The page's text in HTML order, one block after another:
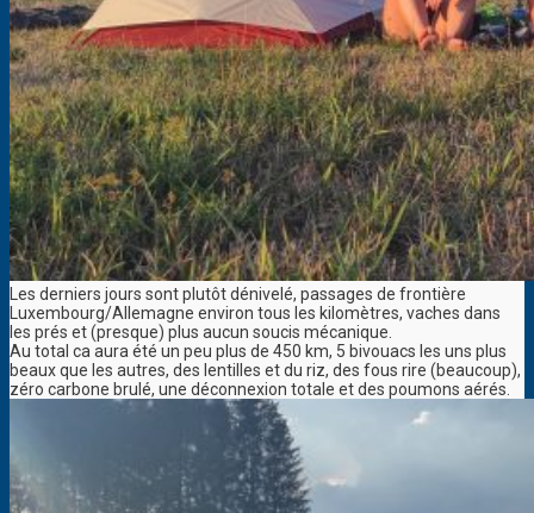
Les derniers jours sont plutôt dénivelé, passages de frontière
Luxembourg/Allemagne environ tous les kilomètres, vaches dans
les prés et (presque) plus aucun soucis mécanique.
Au total ca aura été un peu plus de 450 km, 5 bivouacs les uns plus
beaux que les autres, des lentilles et du riz, des fous rire (beaucoup),
zéro carbone brulé, une déconnexion totale et des poumons aérés.